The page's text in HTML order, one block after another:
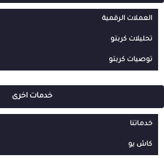
العملات الرقمية
تحليلات كربتو
توصيات كربتو
خدمات اخرى
خدماتنا
كاش يو